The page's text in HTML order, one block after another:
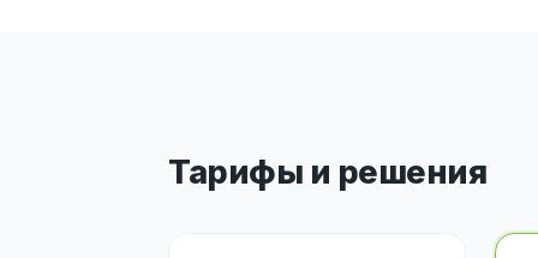
Тарифы и решения